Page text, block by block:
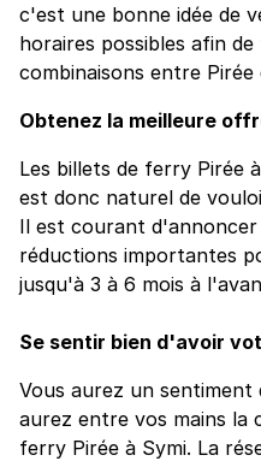
c'est une bonne idée de
horaires possibles afin
combinaisons entre Pirée
Obtenez la meilleure
Les billets de ferry Pirée
est donc naturel de
Il est courant
réductions importantes
jusqu'à 3 à 6 mois à
Se sentir bien d'avoir
Vous aurez un
aurez entre vos mains la
ferry Pirée à Symi. La